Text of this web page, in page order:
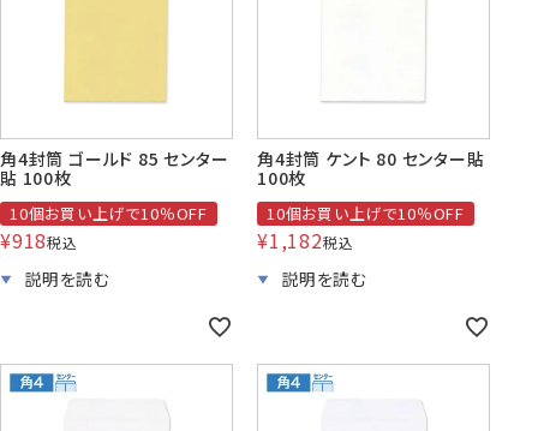
角4封筒 ゴールド 85 センター
貼 100枚
10個お買い上げで10％OFF
¥918税込
角4封筒 ケント 80 センター貼
100枚
10個お買い上げで10％OFF
¥1,182税込